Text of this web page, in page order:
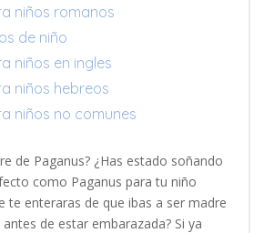
niños romanos
de niño
niños en ingles
niños hebreos
niños no comunes
de Paganus? ¿Has estado soñando
como Paganus para tu niño
te enteraras de que ibas a ser madre
de estar embarazada? Si ya